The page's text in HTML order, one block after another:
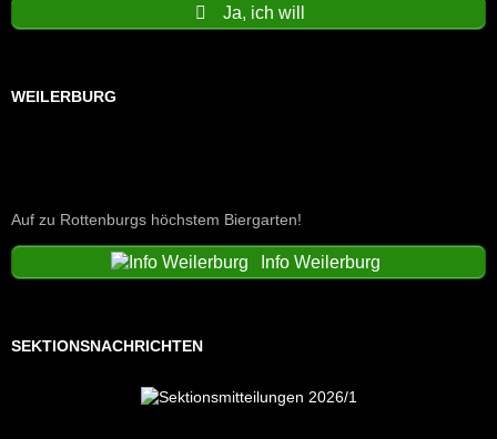
Ja, ich will
WEILERBURG
Auf zu Rottenburgs höchstem Biergarten!
Info Weilerburg
SEKTIONSNACHRICHTEN